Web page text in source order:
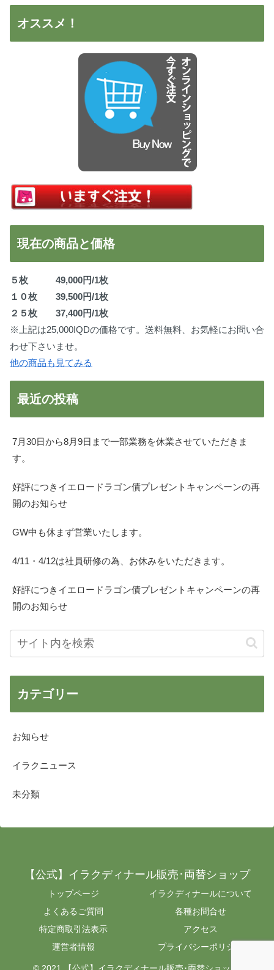
オススメ！
現在の商品と価格
５枚 49,000円/1枚
１０枚 39,500円/1枚
２５枚 37,400円/1枚
※上記は25,000IQDの価格です。送料無料、お気軽にお問い合
わせ下さいませ。
他の商品も見てみる
最近の投稿
7月30日から8月9日まで一部業務を休業させていただきま
す。
好評につきイエロードラゴン債プレゼントキャンペーンの再
開のお知らせ
GW中も休まず営業いたします。
4/11・4/12は社員研修の為、お休みをいただきます。
好評につきイエロードラゴン債プレゼントキャンペーンの再
開のお知らせ
カテゴリー
お知らせ
イラクニュース
未分類
【公式】イラクディナール販売･両替ショップ
トップページ
イラクディナールについて
よくあるご質問
各種お問合せ
特定商取引法表示
アクセス
運営者情報
プライバシーポリシー
© 2021 【公式】イラクディナール販売･両替ショップ.